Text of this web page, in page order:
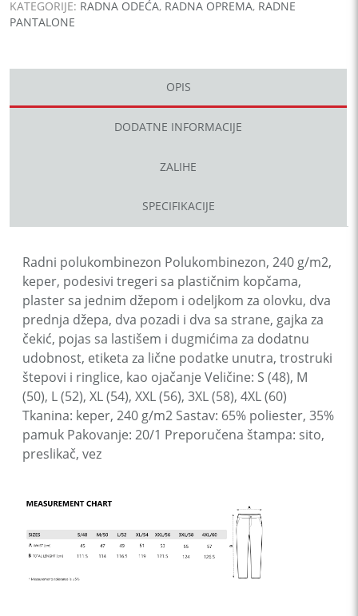
KATEGORIJE: RADNA ODEĆA, RADNA OPREMA, RADNE
PANTALONE
OPIS
DODATNE INFORMACIJE
ZALIHE
SPECIFIKACIJE
Radni polukombinezon Polukombinezon, 240 g/m2,
keper, podesivi tregeri sa plastičnim kopčama,
plaster sa jednim džepom i odeljkom za olovku, dva
prednja džepa, dva pozadi i dva sa strane, gajka za
čekić, pojas sa lastišem i dugmićima za dodatnu
udobnost, etiketa za lične podatke unutra, trostruki
štepovi i ringlice, kao ojačanje Veličine: S (48), M
(50), L (52), XL (54), XXL (56), 3XL (58), 4XL (60)
Tkanina: keper, 240 g/m2 Sastav: 65% poliester, 35%
pamuk Pakovanje: 20/1 Preporučena štampa: sito,
preslikač, vez